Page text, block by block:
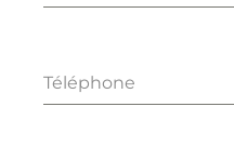
Téléphone